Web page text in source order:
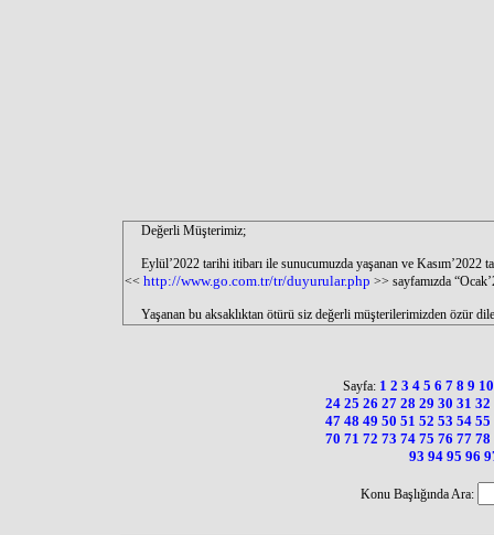
Değerli Müşterimiz;
Eylül’2022 tarihi itibarı ile sunucumuzda yaşanan ve Kasım’2022
<< http://www.go.com.tr/tr/duyurular.php >> sayfamızda
Yaşanan bu aksaklıktan ötürü siz değerli müşterilerimizden özür
Sayfa: 1 2 3 4 5 6 7 8 9
24 25 26 27 28 29 30 31 32
47 48 49 50 51 52 53 54 55
70 71 72 73 74 75 76 77 78
93 94 95 96
Konu Başlığında Ara: